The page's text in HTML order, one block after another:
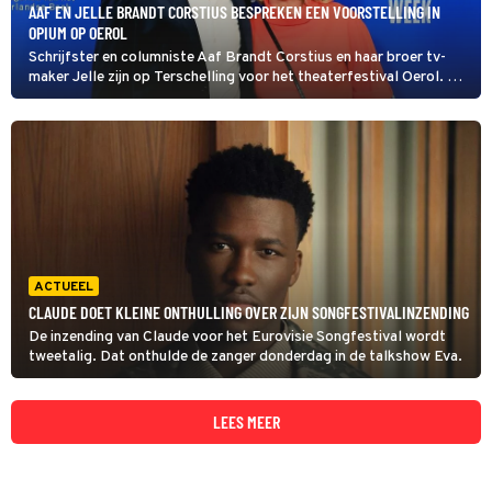
AAF EN JELLE BRANDT CORSTIUS BESPREKEN EEN VOORSTELLING IN
OPIUM OP OEROL
Schrijfster en columniste Aaf Brandt Corstius en haar broer tv-
maker Jelle zijn op Terschelling voor het theaterfestival Oerol. Ze
komen langs bij Cornald Maas in Opium op Oerol om te vertellen
over een voorstelling die ze hier bezochten.
ACTUEEL
CLAUDE DOET KLEINE ONTHULLING OVER ZIJN SONGFESTIVALINZENDING
De inzending van Claude voor het Eurovisie Songfestival wordt
tweetalig. Dat onthulde de zanger donderdag in de talkshow Eva.
LEES MEER